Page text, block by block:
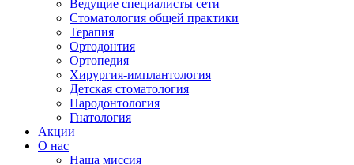
Ведущие специалисты сети
Стоматология общей практики
Терапия
Ортодонтия
Ортопедия
Хирургия-имплантология
Детская стоматология
Пародонтология
Гнатология
Акции
О нас
Наша миссия